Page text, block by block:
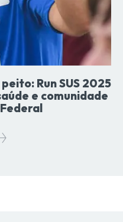
Run SUS 2025
e comunidade